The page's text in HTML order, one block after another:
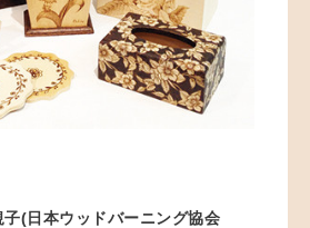
(日本ウッドバーニング協会